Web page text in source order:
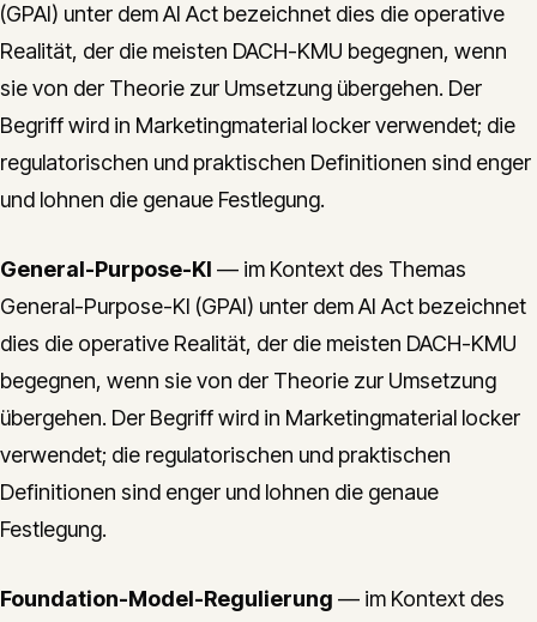
(GPAI) unter dem AI Act bezeichnet dies die operative
Realität, der die meisten DACH-KMU begegnen, wenn
sie von der Theorie zur Umsetzung übergehen. Der
Begriff wird in Marketingmaterial locker verwendet; die
regulatorischen und praktischen Definitionen sind enger
und lohnen die genaue Festlegung.
General-Purpose-KI — im Kontext des Themas
General-Purpose-KI (GPAI) unter dem AI Act bezeichnet
dies die operative Realität, der die meisten DACH-KMU
begegnen, wenn sie von der Theorie zur Umsetzung
übergehen. Der Begriff wird in Marketingmaterial locker
verwendet; die regulatorischen und praktischen
Definitionen sind enger und lohnen die genaue
Festlegung.
Foundation-Model-Regulierung — im Kontext des